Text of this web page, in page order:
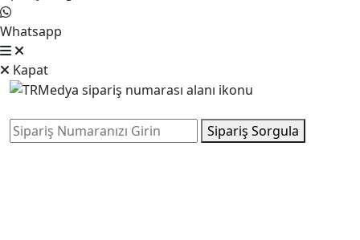
Whatsapp
Kapat
Sipariş Sorgula